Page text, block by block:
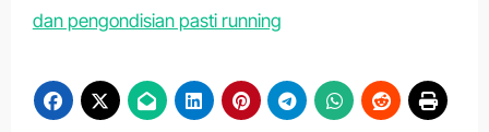
dan pengondisian pasti running